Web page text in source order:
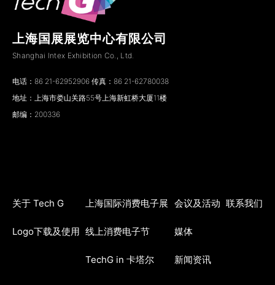
上海国展展览中心有限公司
Shanghai Intex Exhibition Co., Ltd.
电话：86 21-62952906 传真：86 21-62780038
地址：上海市娄山关路55号上海新虹桥大厦11楼
邮编：200336
关于 Tech G
Logo下载及使用
上海国际消费电子展
线上消费电子节
TechG in 卡塔尔
会议及活动
媒体
新闻资讯
联系我们